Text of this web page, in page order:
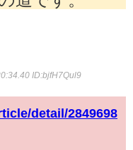
ID:bjfH7Qul9
detail/2849698